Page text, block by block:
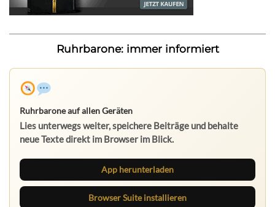
Ruhrbarone: immer informiert
Ruhrbarone auf allen Geräten
Lies unterwegs weiter, speichere Beiträge und behalte
neue Texte direkt im Browser im Blick.
App herunterladen
Browser Suite installieren